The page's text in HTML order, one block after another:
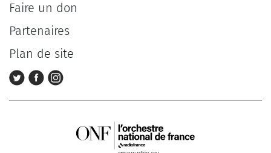
Faire un don
Partenaires
Plan de site